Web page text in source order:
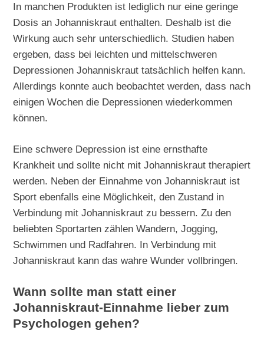
In manchen Produkten ist lediglich nur eine geringe
Dosis an Johanniskraut enthalten. Deshalb ist die
Wirkung auch sehr unterschiedlich. Studien haben
ergeben, dass bei leichten und mittelschweren
Depressionen Johanniskraut tatsächlich helfen kann.
Allerdings konnte auch beobachtet werden, dass nach
einigen Wochen die Depressionen wiederkommen
können.
Eine schwere Depression ist eine ernsthafte
Krankheit und sollte nicht mit Johanniskraut therapiert
werden. Neben der Einnahme von Johanniskraut ist
Sport ebenfalls eine Möglichkeit, den Zustand in
Verbindung mit Johanniskraut zu bessern. Zu den
beliebten Sportarten zählen Wandern, Jogging,
Schwimmen und Radfahren. In Verbindung mit
Johanniskraut kann das wahre Wunder vollbringen.
Wann sollte man statt einer
Johanniskraut-Einnahme lieber zum
Psychologen gehen?